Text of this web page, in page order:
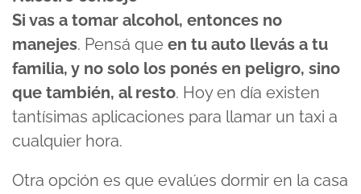
Si vas a tomar alcohol, entonces no
manejes. Pensá que en tu auto llevás a tu
familia, y no solo los ponés en peligro, sino
que también, al resto. Hoy en día existen
tantísimas aplicaciones para llamar un taxi a
cualquier hora.
Otra opción es que evalúes dormir en la casa